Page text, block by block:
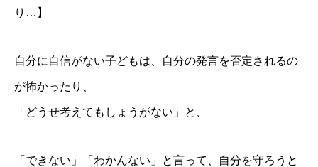
り…】
自分に自信がない子どもは、自分の発言を否定されるの
が怖かったり、
「どうせ考えてもしょうがない」と、
「できない」「わかんない」と言って、自分を守ろうと